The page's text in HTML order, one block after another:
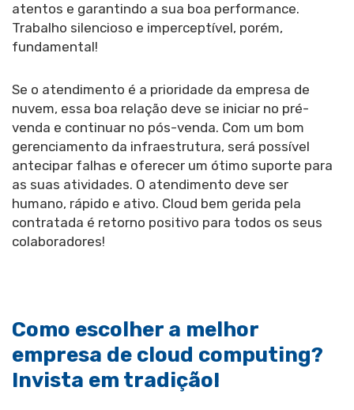
atentos e garantindo a sua boa performance.
Trabalho silencioso e imperceptível, porém,
fundamental!
Se o atendimento é a prioridade da empresa de
nuvem, essa boa relação deve se iniciar no pré-
venda e continuar no pós-venda. Com um bom
gerenciamento da infraestrutura, será possível
antecipar falhas e oferecer um ótimo suporte para
as suas atividades. O atendimento deve ser
humano, rápido e ativo. Cloud bem gerida pela
contratada é retorno positivo para todos os seus
colaboradores!
Como escolher a melhor
empresa de cloud computing?
Invista em tradição!